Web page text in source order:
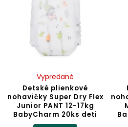
Detské plienkové
nohavičky Super Dry Flex
Junior PANT 12-17kg
BabyCharm 20ks deti
Vypredané